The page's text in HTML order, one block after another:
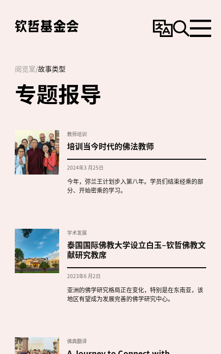
变
搜
选
阅览室/故事类型
专题报导
教师培训
培训当今时代的佛法教师
2024年3 月25日
今年，弥兰王计划步入第八年。学员们结束经乘的部
分、开始密乘的学习。
学术发展
泰国国际佛教大学设立白玉–钦哲佛教文
献研究教席
2023年6 月2日
亚洲的佛学研究格局正在变化，特别是在东南亚，该
地区有望成为发展完善的佛学研究中心。
佛典翻译